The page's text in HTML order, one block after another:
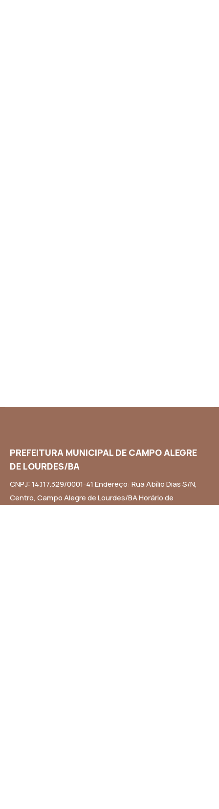
PREFEITURA MUNICIPAL DE CAMPO ALEGRE
DE LOURDES/BA
CNPJ: 14.117.329/0001-41 Endereço: Rua Abílio Dias S/N,
Centro, Campo Alegre de Lourdes/BA Horário de